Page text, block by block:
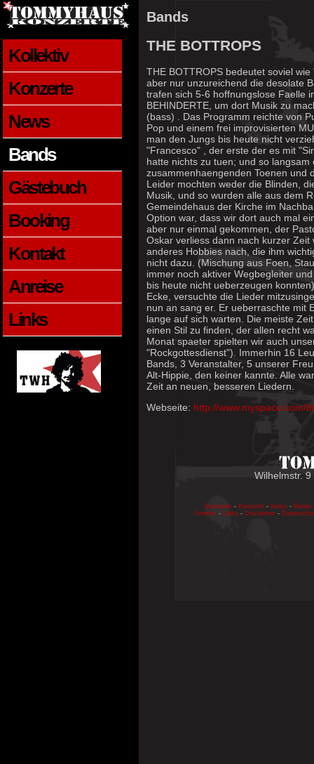
Kollektiv
Konzerte
News
Bands
Gästebuch
Booking
Kontakt
Anreise
Links
Bands
THE BOTTROPS
THE BOTTROPS bedeutet soviel
aber nur unzureichend die desolate
trafen sich 5-6 hoffnungslose Faelle
BEHINDERTE, um dort Musik zu
(bass) . Das Programm reichte von
Pop und einem frei improvisierten
man den Jungs bis heute nicht
"Francesco" , der erste der es mit
hatte nichts zu tuen; und so
zusammenhaengenden Toenen und
Leider mochten weder die Blinden,
Musik, und so wurden alle aus dem
Gemeindehaus der Kirche im
Option war, dass wir dort auch mal
aber nur einmal gekommen, der
Oskar verliess dann nach kurzer
anderes Hobbies nach, die ihm
nicht dazu. (Mischung aus Foen,
immer noch aktiver Wegbegleiter
bis heute nicht ueberzeugen
Ecke, versuchte die Lieder
nun an sang er. Er ueberraschte mit
lange auf sich warten. Die meiste
einen Stil zu finden, der allen recht
Monat spaeter spielten wir auch
"Rockgottesdienst"). Immerhin 16
Bands, 3 Veranstalter, 5 unserer
Alt-Hippie, den keiner kannte. Alle
Zeit an neuen, besseren Liedern.
Webseite: http://www.myspace.com/
Wilhelmstr.
Startseite - Konzerte - News - Bands
Anreise - Links - Disclaimer -